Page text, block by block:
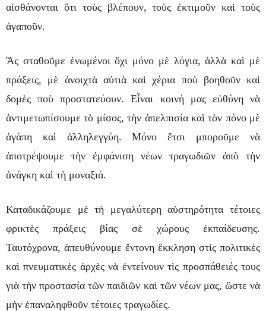
αἰσθάνονται ὅτι τοὺς βλέπουν, τοὺς ἐκτιμοῦν καὶ τοὺς
ἀγαποῦν.
Ἂς σταθοῦμε ἑνωμένοι ὄχι μόνο μὲ λόγια, ἀλλὰ καὶ μὲ
πράξεις, μὲ ἀνοιχτὰ αὐτιὰ καὶ χέρια ποὺ βοηθοῦν καὶ
δομὲς ποὺ προστατεύουν. Εἶναι κοινή μας εὐθύνη νὰ
ἀντιμετωπίσουμε τὸ μίσος, τὴν ἀπελπισία καὶ τὸν πόνο μὲ
ἀγάπη καὶ ἀλληλεγγύη. Μόνο ἔτσι μποροῦμε νὰ
ἀποτρέψουμε τὴν ἐμφάνιση νέων τραγωδιῶν ἀπὸ τὴν
ἀνάγκη καὶ τὴ μοναξιά.
Καταδικάζουμε μὲ τὴ μεγαλύτερη αὐστηρότητα τέτοιες
φρικτὲς πράξεις βίας σὲ χώρους ἐκπαίδευσης.
Ταυτόχρονα, ἀπευθύνουμε ἔντονη ἔκκληση στὶς πολιτικὲς
καὶ πνευματικὲς ἀρχὲς νὰ ἐντείνουν τὶς προσπάθειές τους
γιὰ τὴν προστασία τῶν παιδιῶν καὶ τῶν νέων μας, ὥστε νὰ
μὴν ἐπαναληφθοῦν τέτοιες τραγωδίες.